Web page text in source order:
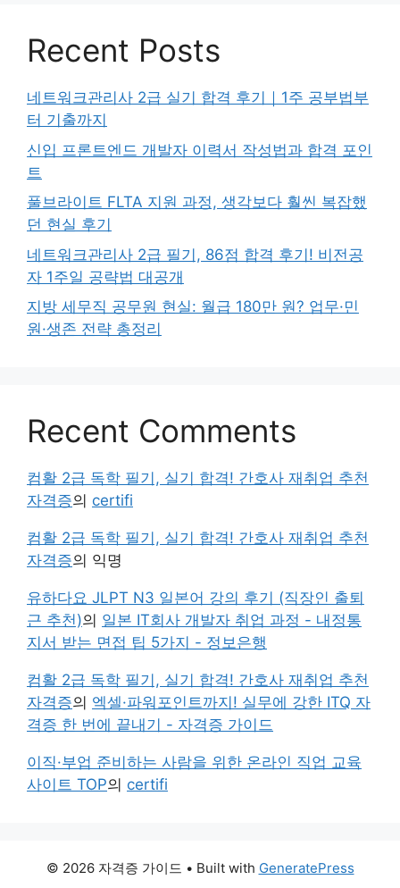
Recent Posts
네트워크관리사 2급 실기 합격 후기｜1주 공부법부
터 기출까지
신입 프론트엔드 개발자 이력서 작성법과 합격 포인
트
풀브라이트 FLTA 지원 과정, 생각보다 훨씬 복잡했
던 현실 후기
네트워크관리사 2급 필기, 86점 합격 후기! 비전공
자 1주일 공략법 대공개
지방 세무직 공무원 현실: 월급 180만 원? 업무·민
원·생존 전략 총정리
Recent Comments
컴활 2급 독학 필기, 실기 합격! 간호사 재취업 추천
자격증의 certifi
컴활 2급 독학 필기, 실기 합격! 간호사 재취업 추천
자격증의 익명
유하다요 JLPT N3 일본어 강의 후기 (직장인 출퇴
근 추천)의 일본 IT회사 개발자 취업 과정 - 내정통
지서 받는 면접 팁 5가지 - 정보은행
컴활 2급 독학 필기, 실기 합격! 간호사 재취업 추천
자격증의 엑셀·파워포인트까지! 실무에 강한 ITQ 자
격증 한 번에 끝내기 - 자격증 가이드
이직·부업 준비하는 사람을 위한 온라인 직업 교육
사이트 TOP의 certifi
© 2026 자격증 가이드 • Built with GeneratePress